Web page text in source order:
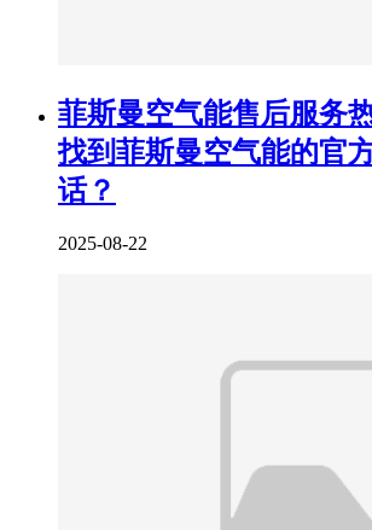
菲斯曼空气能售后服务
找到菲斯曼空气能的官
话？
2025-08-22